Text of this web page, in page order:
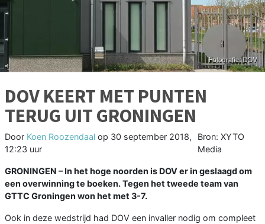
DOV KEERT MET PUNTEN
TERUG UIT GRONINGEN
Door Koen Roozendaal op 30 september 2018,
12:23 uur
Bron: XYTO
Media
GRONINGEN –In het hoge noorden is DOV er in geslaagd om
een overwinning te boeken. Tegen het tweede team van
GTTC Groningen won het met 3-7.
Ook in deze wedstrijd had DOV een invaller nodig om compleet